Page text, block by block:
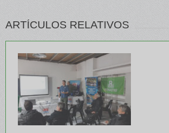
ARTÍCULOS RELATIVOS